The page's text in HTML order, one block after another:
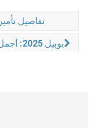
تفاصيل
يوبيل 2025: أجمل كنائس إيطاليا بحسب رأي الزوّار